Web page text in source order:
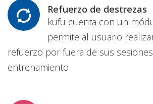
Refuerzo de destrezas
kufu cuenta con un
permite al usuario
refuerzo por fuera de sus
entrenamiento